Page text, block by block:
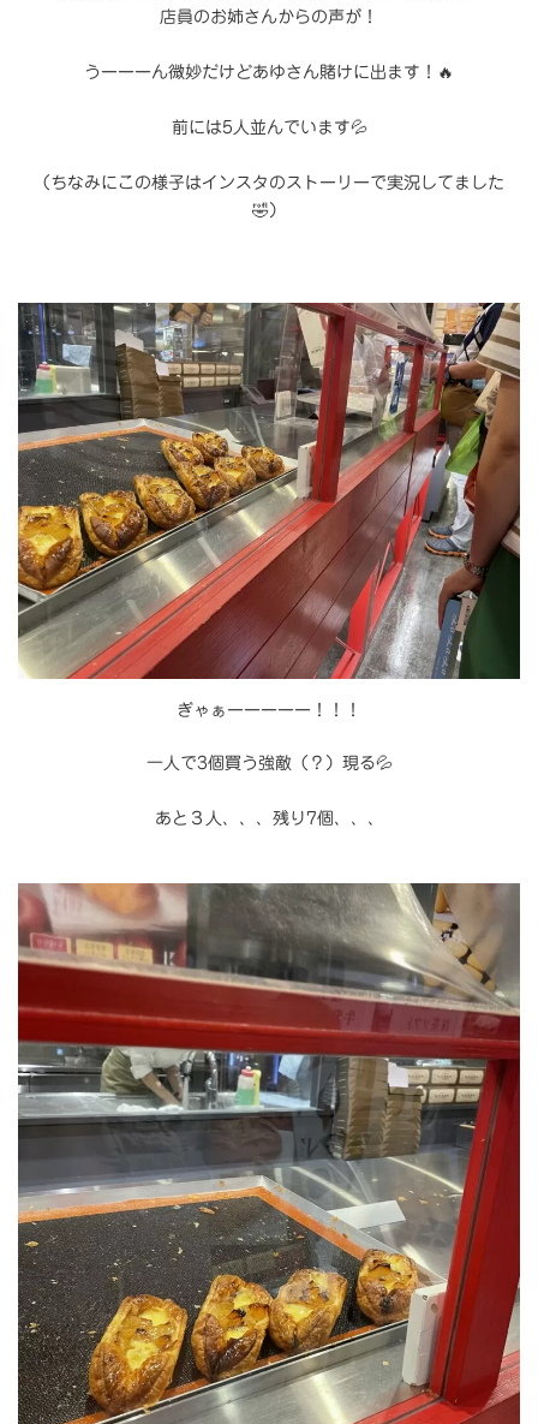
店員のお姉さんからの声が！
うーーーん微妙だけどあゆさん賭けに出ます！🔥
前には5人並んでいます💦
（ちなみにこの様子はインスタのストーリーで実況してました
🤣）
ぎゃぁーーーーー！！！
一人で3個買う強敵（？）現る💦
あと３人、、、残り7個、、、